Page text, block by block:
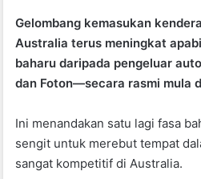
c
e
b
o
k
at
s
A
p
p
itt
er
Gelombang kemasukan
Australia terus meningkat
baharu daripada pengeluar
dan Foton—secara rasmi mula
Ini menandakan satu lagi fasa
sengit untuk merebut tempat
sangat kompetitif di Australia.